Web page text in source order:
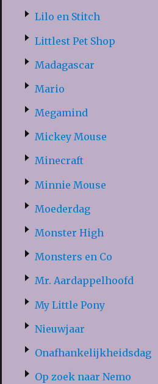
Lilo en Stitch
Littlest Pet Shop
Madagascar
Mario
Megamind
Mickey Mouse
Minecraft
Minnie Mouse
Moederdag
Monster High
Monsters en Co
Mr. Aardappelhoofd
My Little Pony
Nieuwjaar
Onafhankelijkheidsdag
Op zoek naar Nemo